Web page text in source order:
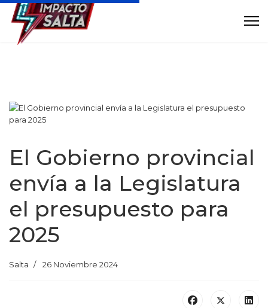
El Gobierno provincial
envía a la Legislatura
el presupuesto para
2025
Salta 26 Noviembre 2024